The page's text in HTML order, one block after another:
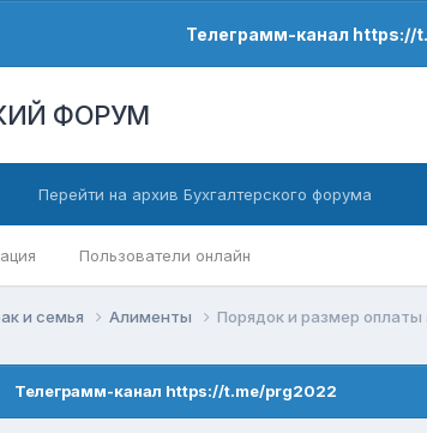
Телеграмм-канал https://
ФОРУМ
Пользователи онлайн
Перейти на архив Бухгалтерского форума
и семья Алименты Порядок и размер
Телеграмм-канал https://t.me/prg2022